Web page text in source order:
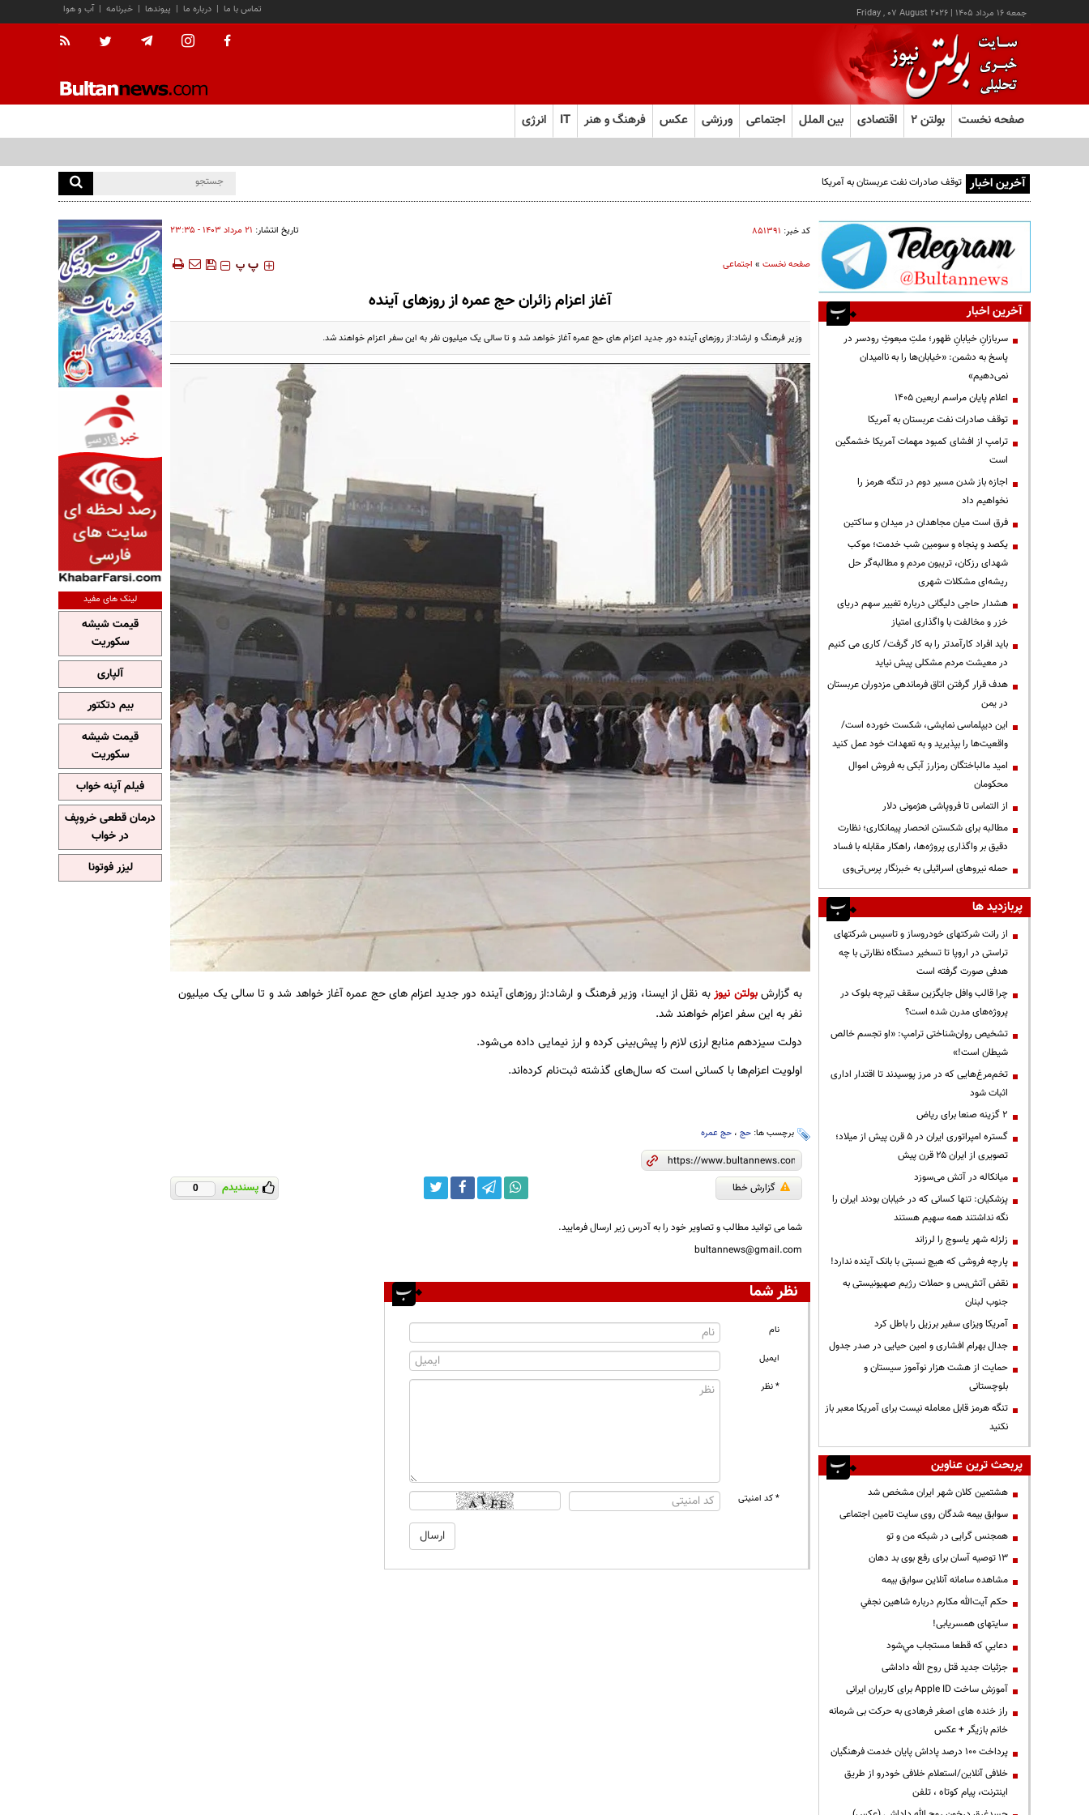
جمعه ۱۶ مرداد ۱۴۰۵ |
Friday , 07 August 2026 آب و هوا | خبرنامه | پیوندها | درباره ما | تماس با ما
صفحه نخست بولتن ۲ اقتصادی بین الملل اجتماعی ورزشی عکس فرهنگ و هنر IT انرژی
آخرین اخبار توقف صادرات نفت عربستان به آمریکا
کد خبر: ۸۵۱۳۹۱ تاریخ انتشار: ۲۱ مرداد ۱۴۰۳ - ۲۳:۳۵
صفحه نخست» اجتماعی ‍‍‍ پ پ
آغاز اعزام زائران حج عمره از روزهای آینده
وزیر فرهنگ و ارشاد:از روزهای آینده دور جدید اعزام های حج عمره آغاز خواهد شد و تا سالی یک میلیون نفر به این سفر اعزام خواهند شد.
به گزارشبولتن نیوزبه نقل از ایسنا، وزیر فرهنگ و ارشاد:از روزهای آینده دور جدید اعزام های حج عمره آغاز خواهد شد و تا سالی یک میلیون
نفر به این سفر اعزام خواهند شد.
دولت سیزدهم منابع ارزی لازم را پیش‌بینی کرده و ارز نیمایی داده می‌شود.
اولویت اعزام‌ها با کسانی است که سال‌های گذشته ثبت‌نام کرده‌اند.
برچسب ها: حج، حج عمره
گزارش خطا پسندیدم 0
شما می توانید مطالب و تصاویر خود را به آدرس زیر ارسال فرمایید.
bultannews@gmail.com
نظر شما
نام
ایمیل
* نظر
* کد امنیتی
آخرین اخبار
سربازانِ خیابانِ ظهور؛ ملتِ مبعوثِ رودسر در
پاسخ به دشمن: «خیابان‌ها را به ناامیدان
نمی‌دهیم»
اعلام پایان مراسم اربعین ۱۴۰۵
توقف صادرات نفت عربستان به آمریکا
ترامپ از افشای کمبود مهمات آمریکا خشمگین
است
اجازه باز شدن مسیر دوم در تنگه هرمز را
نخواهیم داد
فرق است میان مجاهدان در میدان و ساکتین
یکصد و پنجاه و سومین شب خدمت؛ موکب
شهدای رزکان، تریبون مردم و مطالبه‌گر حل
ریشه‌ای مشکلات شهری
هشدار حاجی دلیگانی درباره تغییر سهم دریای
خزر و مخالفت با واگذاری امتیاز
باید افراد کارآمدتر را به کار گرفت/ کاری می کنیم
در معیشت مردم مشکلی پیش نیاید
هدف قرار گرفتن اتاق‌ فرماندهی مزدوران عربستان
در یمن
این دیپلماسی نمایشی، شکست خورده است/
واقعیت‌ها را بپذیرید و به تعهدات خود عمل کنید
امید مالباختگان رمزارز آبکی به فروش اموال
محکومان
از التماس تا فروپاشی هژمونی دلار
مطالبه برای شکستن انحصار پیمانکاری؛ نظارت
دقیق بر واگذاری پروژه‌ها، راهکار مقابله با فساد
حمله نیروهای اسرائیلی به خبرنگار پرس‌تی‌وی
پربازدید ها
از رانت‌ شرکتهای خودروساز و تاسیس شرکتهای
تراستی در اروپا تا تسخیر دستگاه نظارتی با چه
هدفی صورت گرفته است
چرا قالب وافل جایگزین سقف تیرچه بلوک در
پروژه‌های مدرن شده است؟
تشخیص روان‌شناختی ترامپ: «او تجسم خالص
شیطان است!»
تخم‌مرغ‌هایی که در مرز پوسیدند تا اقتدار اداری
اثبات شود
۲ گزینه صنعا برای ریاض
گستره امپراتوری ایران در ۵ قرن پیش از میلاد؛
تصویری از ایران ۲۵ قرن پیش
میانکاله در آتش می‌سوزد
پزشکیان: تنها کسانی که در خیابان بودند ایران را
نگه نداشتند همه سهیم هستند
زلزله شهر یاسوج را لرزاند
پارچه فروشی که هیچ نسبتی با بانک آینده ندارد!
نقض آتش‌بس و حملات رژیم صهیونیستی به
جنوب لبنان
آمریکا ویزای سفیر برزیل را باطل کرد
جدال بهرام افشاری و امین حیایی در صدر جدول
حمایت از هشت هزار نوآموز سیستان و
بلوچستانی
تنگه هرمز قابل معامله نیست برای آمریکا معبر باز
نکنید
پربحث ترین عناوین
هشتمین کلان شهر ایران مشخص شد
سوابق بیمه شدگان روی سایت تامین اجتماعی
همجنس گرایی در شبکه من و تو
13 توصیه آسان برای رفع بوی بد دهان
مشاهده سامانه آنلاين سوابق بیمه
حكم آيت‌الله مكارم درباره شاهين نجفي
سایتهای همسریابی!
دعايي كه قطعا مستجاب مي‌شود
جزئیات جدید قتل روح الله داداشی
آموزش ساخت Apple ID برای کاربران ایرانی
راز خنده های اصغر فرهادی به حرکت بی شرمانه
خانم بازیگر + عکس
پرداخت ۱۰۰ درصد پاداش پایان خدمت فرهنگیان
خلافی آنلاین/استعلام خلافی خودرو از طریق
اینترنت، پیام کوتاه ، تلفن
لینک های مفید
قیمت شیشه
سکوریت
آلپاری
بیم دتکتور
قیمت شیشه
سکوریت
فیلم آپنه خواب
درمان قطعی خروپف
در خواب
لیزر فوتونا